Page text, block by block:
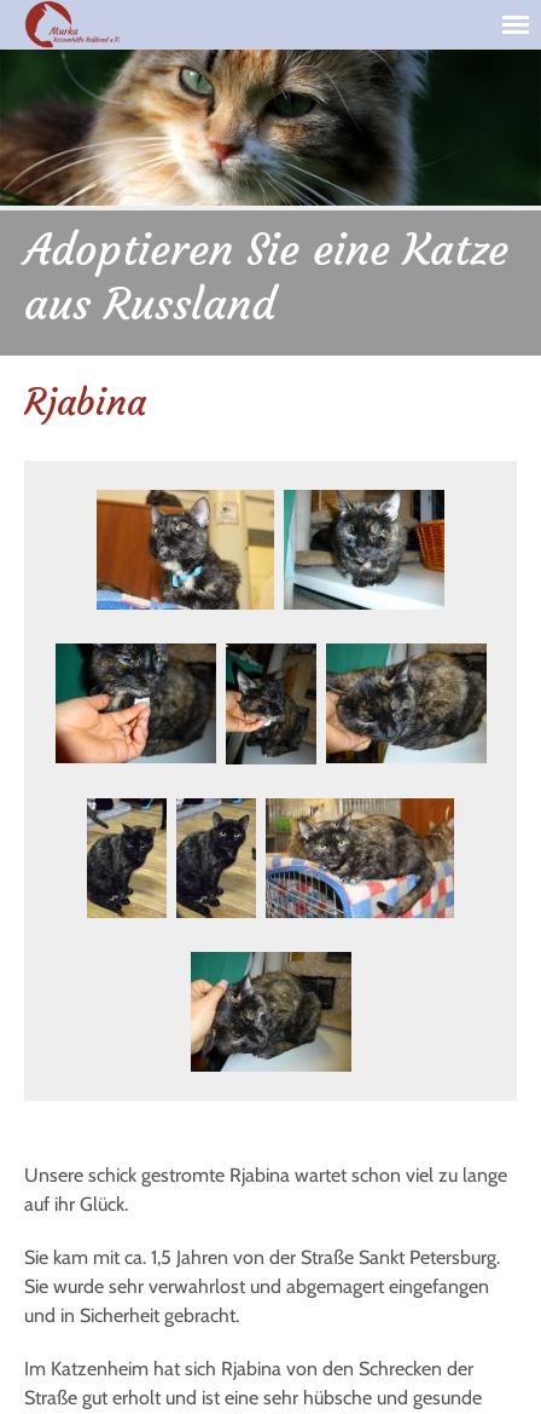
Adoptieren Sie eine Katze
aus Russland
Rjabina
Unsere schick gestromte Rjabina wartet schon viel zu lange
auf ihr Glück.
Sie kam mit ca. 1,5 Jahren von der Straße Sankt Petersburg.
Sie wurde sehr verwahrlost und abgemagert eingefangen
und in Sicherheit gebracht.
Im Katzenheim hat sich Rjabina von den Schrecken der
Straße gut erholt und ist eine sehr hübsche und gesunde